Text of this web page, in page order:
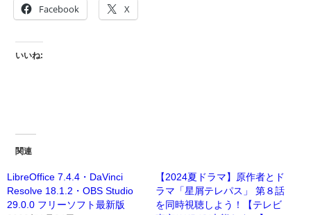
Facebook X
いいね:
関連
LibreOffice 7.4.4・DaVinci
Resolve 18.1.2・OBS Studio
29.0.0 フリーソフト最新版
【2024夏ドラマ】原作者とド
ラマ「星屑テレパス」 第８話
を同時視聴しよう！【テレビ